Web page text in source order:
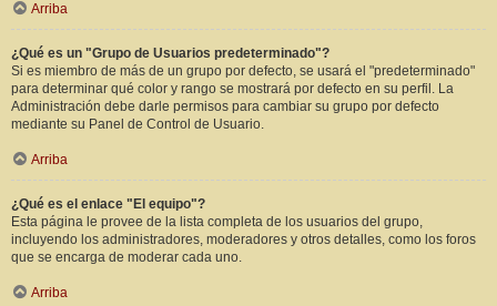
Arriba
¿Qué es un "Grupo de Usuarios predeterminado"?
Si es miembro de más de un grupo por defecto, se usará el "predeterminado"
para determinar qué color y rango se mostrará por defecto en su perfil. La
Administración debe darle permisos para cambiar su grupo por defecto
mediante su Panel de Control de Usuario.
Arriba
¿Qué es el enlace "El equipo"?
Esta página le provee de la lista completa de los usuarios del grupo,
incluyendo los administradores, moderadores y otros detalles, como los foros
que se encarga de moderar cada uno.
Arriba